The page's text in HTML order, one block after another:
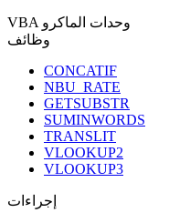
VBA وحدات الماكرو
وظائف
CONCATIF
NBU_RATE
GETSUBSTR
SUMINWORDS
TRANSLIT
VLOOKUP2
VLOOKUP3
إجراءات